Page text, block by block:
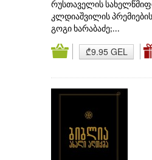
რუსთაველის
კლდიაშვილის
გოგი ხარაბაძე;...
₾9.95 GEL